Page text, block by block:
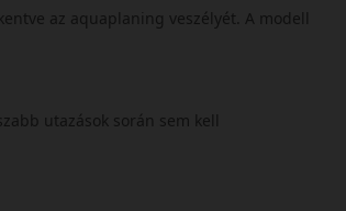
az aquaplaning veszélyét. A modell
utazások során sem kell